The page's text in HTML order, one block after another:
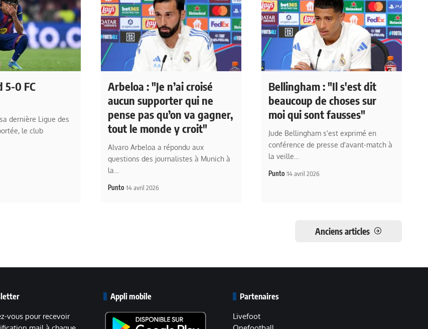
5-0 FC
dernière Ligue des
le club
Arbeloa : "Je n’ai croisé
aucun supporter qui ne
pense pas qu’on va gagner,
tout le monde y croit"
Alvaro Arbeloa a répondu aux
questions des journalistes à Munich à
la…
Punto 14 avril 2026
Bellingham : "Il s'est dit
beaucoup de choses sur
moi qui sont fausses"
Jude Bellingham s'est exprimé en
conférence de presse d'avant-match à
la veille…
Punto 14 avril 2026
Anciens articles
vous pour recevoir
Appli mobile Partenaires
Livefoot